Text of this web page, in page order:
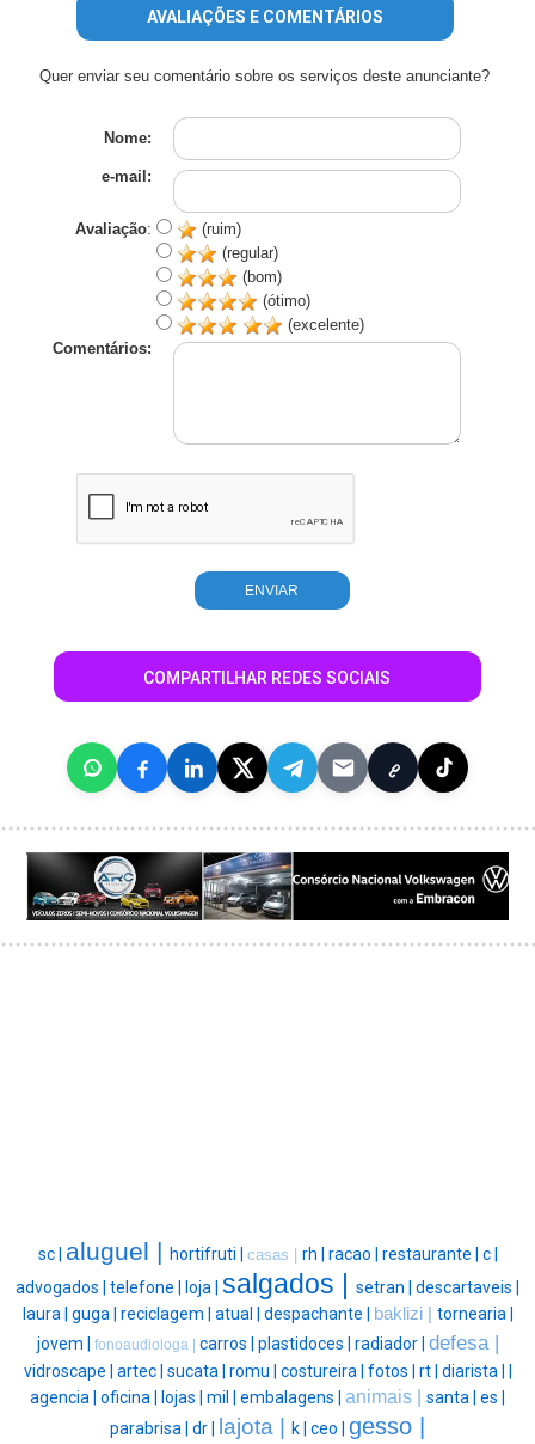
AVALIAÇÕES E COMENTÁRIOS
Quer enviar seu comentário sobre os serviços deste anunciante?
Nome:
e-mail:
Avaliação:
(ruim)
(regular)
(bom)
(ótimo)
(excelente)
Comentários:
COMPARTILHAR REDES SOCIAIS
sc | aluguel | hortifruti | casas | rh | racao | restaurante | c |
advogados | telefone | loja | salgados | setran | descartaveis |
laura | guga | reciclagem | atual | despachante | baklizi | tornearia |
jovem |
fonoaudiologa | carros | plastidoces | radiador | defesa |
vidroscape | artec | sucata | romu | costureira | fotos | rt | diarista |
agencia | oficina | lojas | mil | embalagens | animais | santa | es |
parabrisa | dr | lajota | k | ceo | gesso |